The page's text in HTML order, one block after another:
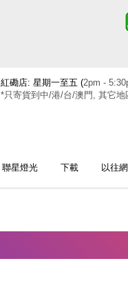
紅磡店: 星期一至五 (2pm -
*只寄貨到中/港/台/澳門, 其它
聯星燈光 下載 以往